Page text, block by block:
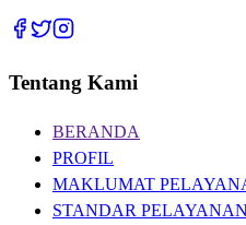
Tentang Kami
BERANDA
PROFIL
MAKLUMAT
STANDAR PELAYANAN